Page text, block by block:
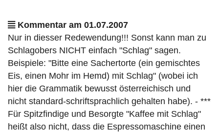
Kommentar am 01.07.2007
Nur in diesser Redewendung!!! Sonst kann man zu
Schlagobers NICHT einfach "Schlag" sagen.
Beispiele: "Bitte eine Sachertorte (ein gemischtes
Eis, einen Mohr im Hemd) mit Schlag" (wobei ich
hier die Grammatik bewusst österreichisch und
nicht standard-schriftsprachlich gehalten habe). - ***
Für Spitzfindige und Besorgte "Kaffee mit Schlag"
heißt also nicht, dass die Espressomaschine einen